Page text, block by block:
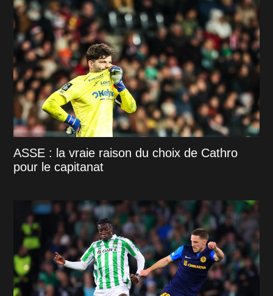
ASSE : la vraie raison du choix de Cathro
pour le capitanat